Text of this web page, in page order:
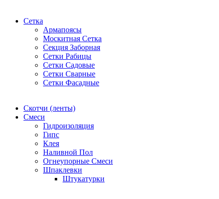
Сетка
Армапоясы
Москитная Сетка
Секция Заборная
Сетки Рабицы
Сетки Садовые
Сетки Сварные
Сетки Фасадные
Скотчи (ленты)
Смеси
Гидроизоляция
Гипс
Клея
Наливной Пол
Огнеупорные Смеси
Шпаклевки
Штукатурки